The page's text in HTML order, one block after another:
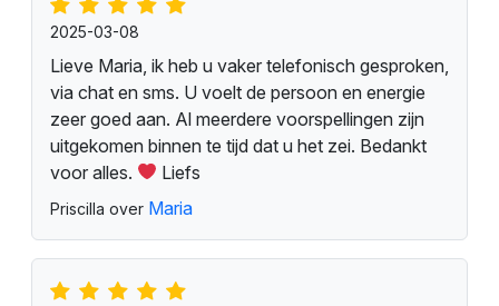
2025-03-08
Lieve Maria, ik heb u vaker telefonisch gesproken,
via chat en sms. U voelt de persoon en energie
zeer goed aan. Al meerdere voorspellingen zijn
uitgekomen binnen te tijd dat u het zei. Bedankt
voor alles.
Liefs
Priscilla over Maria